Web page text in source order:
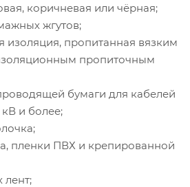
коричневая или чёрная;
жгутов;
изоляция, пропитанная вязким
пропиточным
бумаги для кабелей
и более;
пленки ПВХ и крепированной
лент;